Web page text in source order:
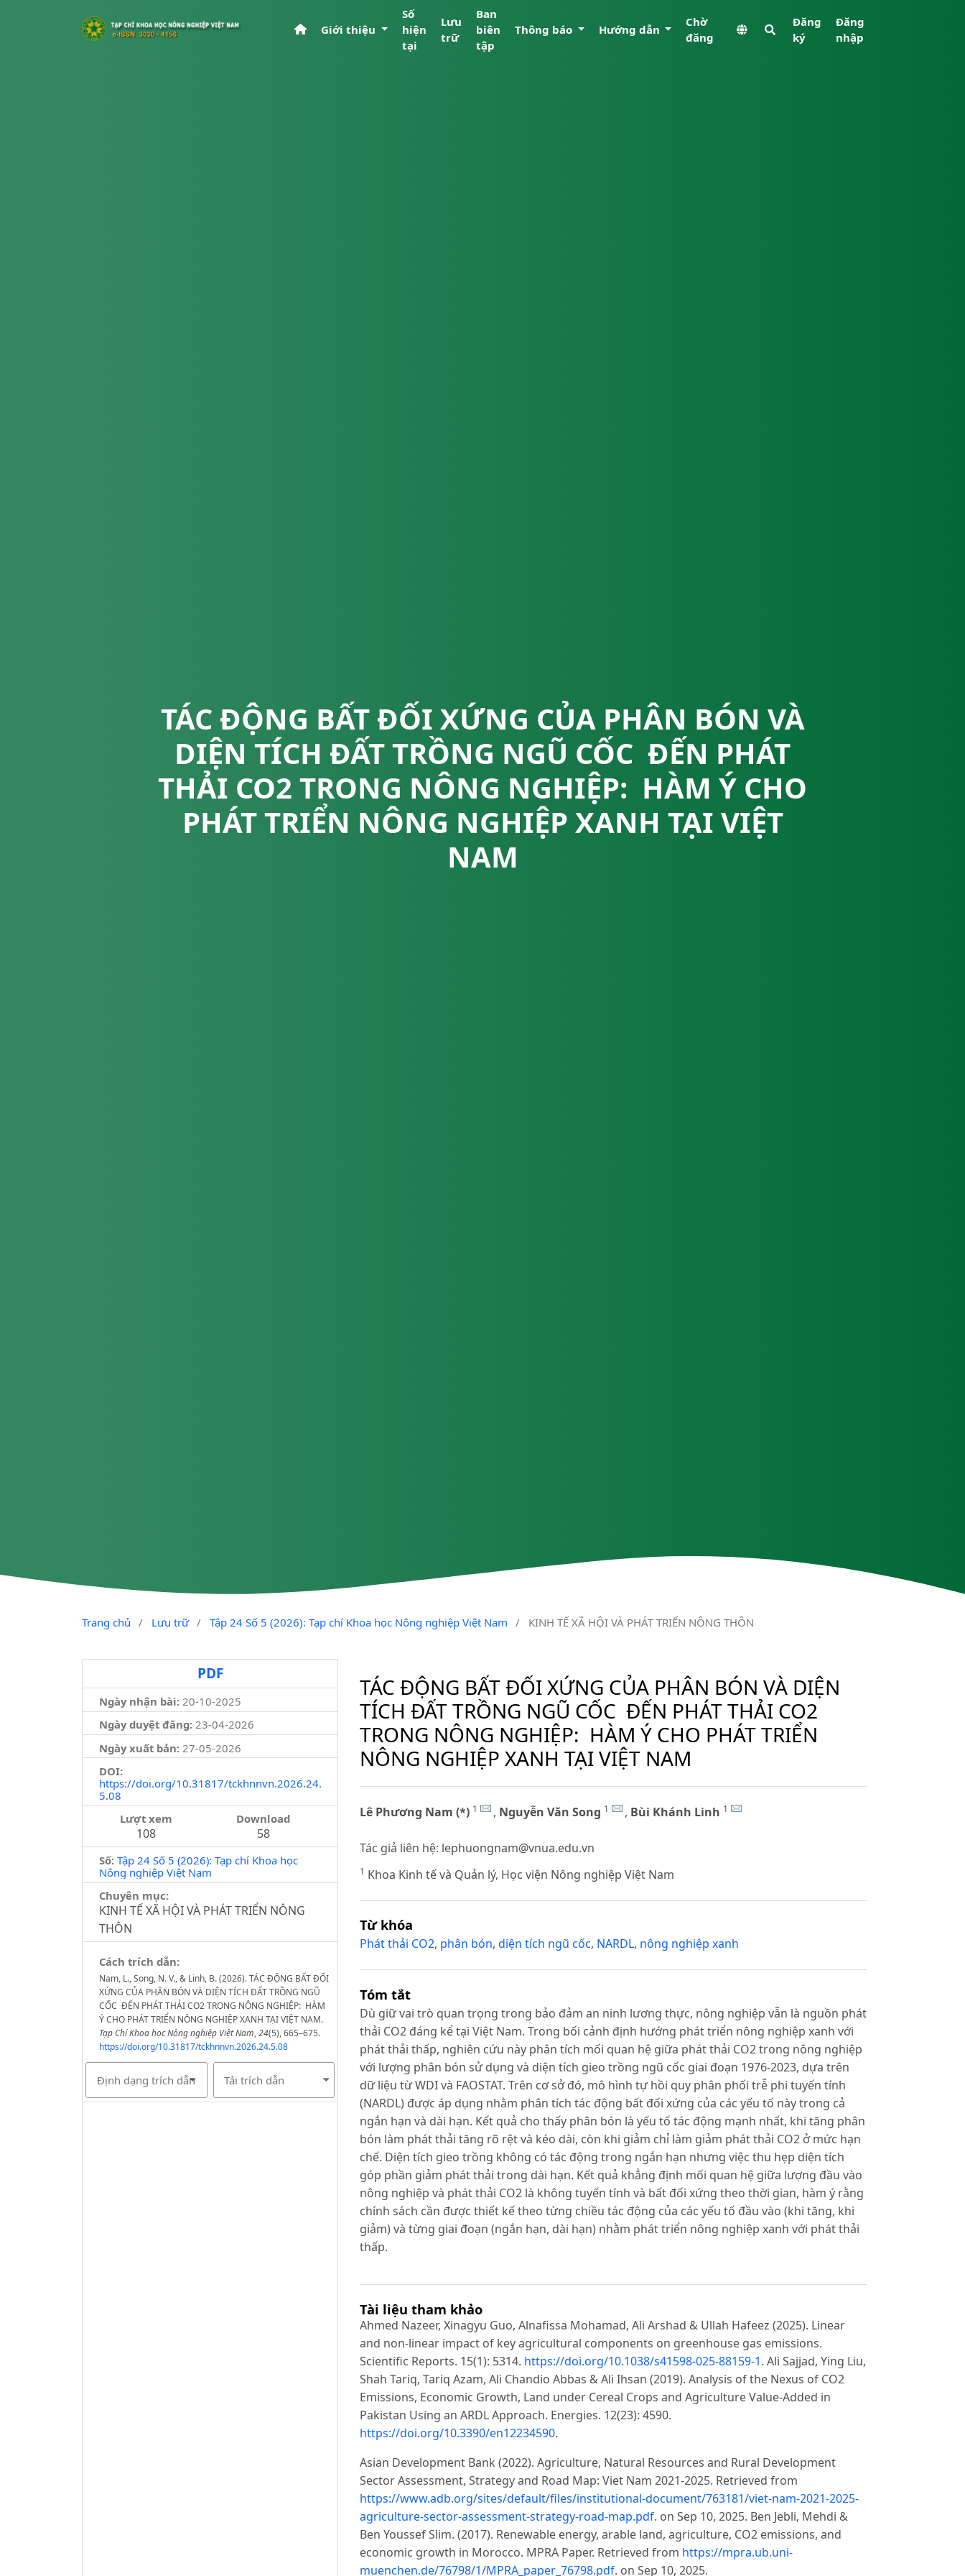
Giới thiệu
Số
hiện
tại
Lưu
trữ
Ban
biên
tập
Thông báo Hướng dẫn
Chờ
đăng
Đăng
ký
Đăng
nhập
TÁC ĐỘNG BẤT ĐỐI XỨNG CỦA PHÂN BÓN VÀ
DIỆN TÍCH ĐẤT TRỒNG NGŨ CỐC ĐẾN PHÁT
THẢI CO2 TRONG NÔNG NGHIỆP: HÀM Ý CHO
PHÁT TRIỂN NÔNG NGHIỆP XANH TẠI VIỆT
NAM
Trang chủ / Lưu trữ / Tập 24 Số 5 (2026): Tạp chí Khoa học Nông nghiệp Việt Nam / KINH TẾ XÃ HỘI VÀ PHÁT TRIỂN NÔNG THÔN
PDF
Ngày nhận bài: 20-10-2025
Ngày duyệt đăng:23-04-2026
Ngày xuất bản: 27-05-2026
DOI:
https://doi.org/10.31817/tckhnnvn.2026.24.
5.08
Lượt xem
108
Download
58
Số: Tập 24 Số 5 (2026): Tạp chí Khoa học
Nông nghiệp Việt Nam
Chuyên mục:
KINH TẾ XÃ HỘI VÀ PHÁT TRIỂN NÔNG
THÔN
Cách trích dẫn:
Nam, L., Song, N. V., & Linh, B. (2026). TÁC ĐỘNG BẤT ĐỐI
XỨNG CỦA PHÂN BÓN VÀ DIỆN TÍCH ĐẤT TRỒNG NGŨ
CỐC ĐẾN PHÁT THẢI CO2 TRONG NÔNG NGHIỆP: HÀM
Ý CHO PHÁT TRIỂN NÔNG NGHIỆP XANH TẠI VIỆT NAM.
Tạp Chí Khoa học Nông nghiệp Việt Nam,24(5), 665–675.
https://doi.org/10.31817/tckhnnvn.2026.24.5.08
Định dạng trích dẫn Tải trích dẫn
TÁC ĐỘNG BẤT ĐỐI XỨNG CỦA PHÂN BÓN VÀ DIỆN
TÍCH ĐẤT TRỒNG NGŨ CỐC ĐẾN PHÁT THẢI CO2
TRONG NÔNG NGHIỆP: HÀM Ý CHO PHÁT TRIỂN
NÔNG NGHIỆP XANH TẠI VIỆT NAM
Lê Phương Nam (*) 1 , Nguyễn Văn Song 1 , Bùi Khánh Linh 1
Tác giả liên hệ: lephuongnam@vnua.edu.vn
1 Khoa Kinh tế và Quản lý, Học viện Nông nghiệp Việt Nam
Từ khóa
Phát thải CO2, phân bón,diện tích ngũ cốc, NARDL, nông nghiệp xanh
Tóm tắt
Dù giữ vai trò quan trọng trong bảo đảm an ninh lương thực, nông nghiệp vẫn là nguồn phát
thải CO2 đáng kể tại Việt Nam. Trong bối cảnh định hướng phát triển nông nghiệp xanh với
phát thải thấp, nghiên cứu này phân tích mối quan hệ giữa phát thải CO2 trong nông nghiệp
với lượng phân bón sử dụng và diện tích gieo trồng ngũ cốc giai đoạn 1976-2023, dựa trên
dữ liệu từ WDI và FAOSTAT. Trên cơ sở đó, mô hình tự hồi quy phân phối trễ phi tuyến tính
(NARDL) được áp dụng nhằm phân tích tác động bất đối xứng của các yếu tố này trong cả
ngắn hạn và dài hạn. Kết quả cho thấy phân bón là yếu tố tác động mạnh nhất, khi tăng phân
bón làm phát thải tăng rõ rệt và kéo dài, còn khi giảm chỉ làm giảm phát thải CO2 ở mức hạn
chế. Diện tích gieo trồng không có tác động trong ngắn hạn nhưng việc thu hẹp diện tích
góp phần giảm phát thải trong dài hạn. Kết quả khẳng định mối quan hệ giữa lượng đầu vào
nông nghiệp và phát thải CO2 là không tuyến tính và bất đối xứng theo thời gian, hàm ý rằng
chính sách cần được thiết kế theo từng chiều tác động của các yếu tố đầu vào (khi tăng, khi
giảm) và từng giai đoạn (ngắn hạn, dài hạn) nhằm phát triển nông nghiệp xanh với phát thải
thấp.
Tài liệu tham khảo
Ahmed Nazeer, Xinagyu Guo, Alnafissa Mohamad, Ali Arshad & Ullah Hafeez (2025). Linear
and non-linear impact of key agricultural components on greenhouse gas emissions.
Scientific Reports. 15(1): 5314. https://doi.org/10.1038/s41598-025-88159-1. Ali Sajjad, Ying Liu,
Shah Tariq, Tariq Azam, Ali Chandio Abbas & Ali Ihsan (2019). Analysis of the Nexus of CO2
Emissions, Economic Growth, Land under Cereal Crops and Agriculture Value-Added in
Pakistan Using an ARDL Approach. Energies. 12(23): 4590.
https://doi.org/10.3390/en12234590.
Asian Development Bank (2022). Agriculture, Natural Resources and Rural Development
Sector Assessment, Strategy and Road Map: Viet Nam 2021-2025. Retrieved from
https://www.adb.org/sites/default/files/institutional-document/763181/viet-nam-2021-2025-
agriculture-sector-assessment-strategy-road-map.pdf. on Sep 10, 2025. Ben Jebli, Mehdi &
Ben Youssef Slim. (2017). Renewable energy, arable land, agriculture, CO2 emissions, and
economic growth in Morocco. MPRA Paper. Retrieved from https://mpra.ub.uni-
muenchen.de/76798/1/MPRA_paper_76798.pdf. on Sep 10, 2025.